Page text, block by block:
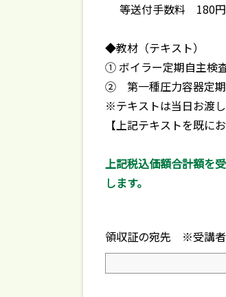
等送付手数料 180
◆教材（テキスト）
① ボイラー定期自主検
② 第一種圧力容器定期
※テキストは当日お渡し
【上記テキストを既に
上記税込価額合計額を
します。
領収証の宛先 ※受講者